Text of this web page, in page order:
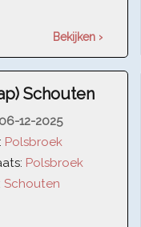
Bekijken ›
Schouten
06-12-2025
Polsbroek
Polsbroek
Schouten